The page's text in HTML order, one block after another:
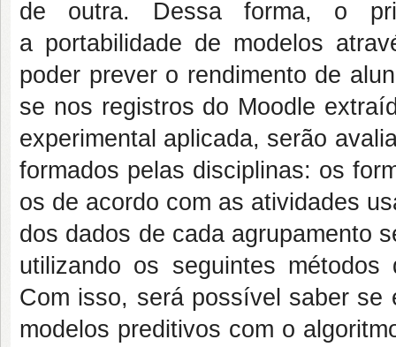
de outra. Dessa forma, o
a portabilidade de modelos
poder prever o rendimento de
se nos registros do Moodle
experimental aplicada, serão
formados pelas disciplinas: os
os de acordo com as atividades
dos dados de cada agrupamento
utilizando os seguintes
Com isso, será possível saber se
modelos preditivos com o